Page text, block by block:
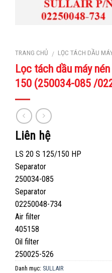
TRANG CHỦ / LỌC TÁCH DẦU
Lọc tách dầu máy
150 (250034-085 /
Liên hệ
LS 20 S 125/150 HP
Separator
250034-085
Separator
02250048-734
Air filter
405158
Oil filter
250025-526
Danh mục: SULLAIR